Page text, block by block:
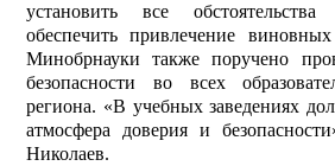
установить все
обеспечить привлечение
Минобрнауки также поручено
безопасности во всех
региона. «В учебных заведениях
атмосфера доверия и
Николаев.